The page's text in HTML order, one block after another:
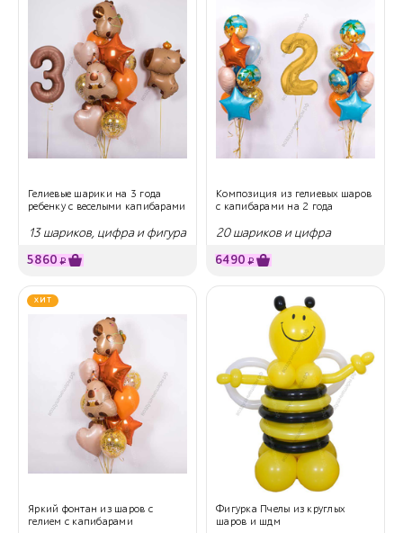
Гелиевые шарики на 3 года
ребенку с веселыми капибарами
13 шариков, цифра и фигура
5860 ₽
Композиция из гелиевых шаров
с капибарами на 2 года
20 шариков и цифра
6490 ₽
ХИТ
Яркий фонтан из шаров с
гелием с капибарами
Фигурка Пчелы из круглых
шаров и шдм